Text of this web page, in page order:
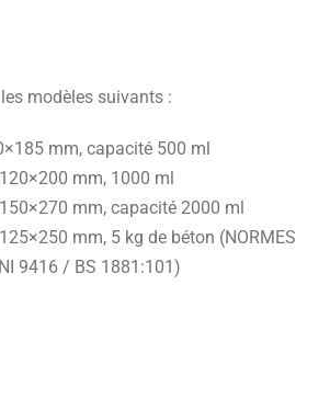
modèles suivants :
mm, capacité 500 ml
mm, 1000 ml
mm, capacité 2000 ml
125×250 mm, 5 kg de béton (NORMES
9416 / BS 1881:101)